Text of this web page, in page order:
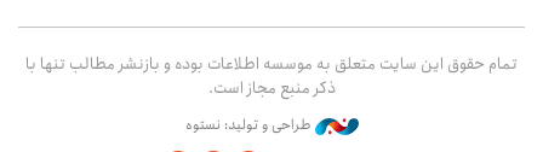
تمام حقوق این سایت متعلق به موسسه اطلاعات بوده و بازنشر مطالب تنها با
ذکر منبع مجاز است.
طراحی و تولید: نستوه